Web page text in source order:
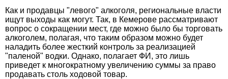
Как и продавцы "левого" алкоголя, региональные власти
ищут выходы как могут. Так, в Кемерове рассматривают
вопрос о сокращении мест, где можно было бы торговать
алкоголем, полагая, что таким образом можно будет
наладить более жесткий контроль за реализацией
"паленой" водки. Однако, полагает ФИ, это лишь
приведет к многократному увеличению суммы за право
продавать столь ходовой товар.